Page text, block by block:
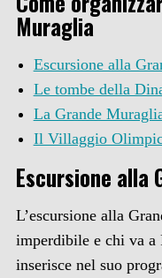
Muraglia
Escursione alla
Le tombe della
La Grande
Il Villaggio
Escursione alla
L’escursione alla
imperdibile e chi va
inserisce nel suo